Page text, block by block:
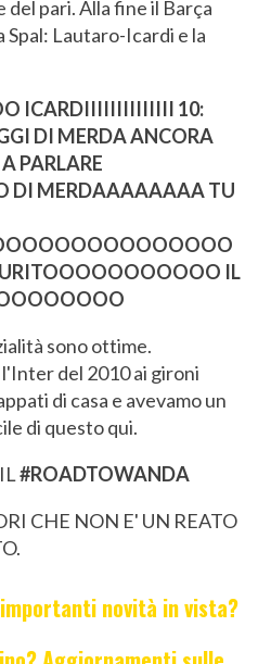
pari. Alla fine il Barça
Lautaro-Icardi e la
ICARDIIIIIIIIIIIIII 10:
DI MERDA ANCORA
PARLARE
DI MERDAAAAAAAA TU
IL
sono ottime.
del 2010 ai gironi
di casa e avevamo un
di questo qui.
#ROADTOWANDA
CHE NON E' UN REATO
novità in vista?